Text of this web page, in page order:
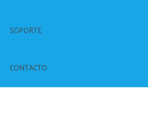
SOPORTE
CONTACTO